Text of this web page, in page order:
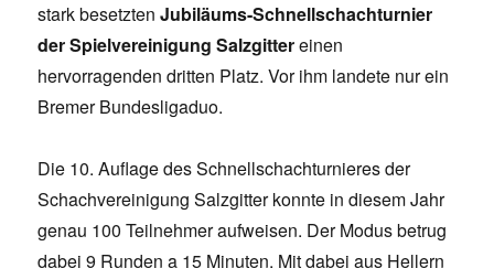
stark besetztenJubiläums-Schnellschachturnier
der Spielvereinigung Salzgittereinen
hervorragenden dritten Platz. Vor ihm landete nur ein
Bremer Bundesligaduo.
Die 10. Auflage des Schnellschachturnieres der
Schachvereinigung Salzgitter konnte in diesem Jahr
genau 100 Teilnehmer aufweisen. Der Modus betrug
dabei 9 Runden a 15 Minuten. Mit dabei aus Hellern